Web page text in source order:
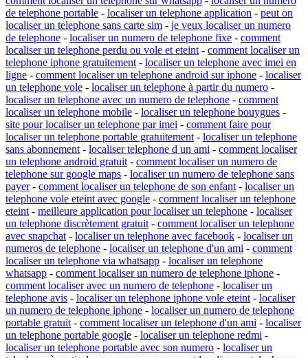
de telephone portable - localiser un telephone application - peut on
localiser un telephone sans carte sim - je veux localiser un numero
de telephone - localiser un numero de telephone fixe - comment
localiser un telephone perdu ou vole et eteint - comment localiser un
telephone iphone gratuitement - localiser un telephone avec imei en
ligne - comment localiser un telephone android sur iphone - localiser
un telephone vole - localiser un telephone à partir du numero -
localiser un telephone avec un numero de telephone - comment
localiser un telephone mobile - localiser un telephone bouygues -
site pour localiser un telephone par imei - comment faire pour
localiser un telephone portable gratuitement - localiser un telephone
sans abonnement - localiser telephone d un ami - comment localiser
un telephone android gratuit - comment localiser un numero de
telephone sur google maps - localiser un numero de telephone sans
payer- comment localiser un telephone de son enfant - localiser un
telephone vole eteint avec google - comment localiser un telephone
eteint - meilleure application pour localiser un telephone - localiser
un telephone discrètement gratuit - comment localiser un telephone
avec snapchat - localiser un telephone avec facebook - localiser un
numeros de telephone - localiser un telephone d'un ami - comment
localiser un telephone via whatsapp - localiser un telephone
whatsapp - comment localiser un numero de telephone iphone -
comment localiser avec un numero de telephone - localiser un
telephone avis - localiser un telephone iphone vole eteint - localiser
un numero de telephone iphone - localiser un numero de telephone
portable gratuit - comment localiser un telephone d'un ami - localiser
un telephone portable google - localiser un telephone redmi -
localiser un telephone portable avec son numero - localiser un